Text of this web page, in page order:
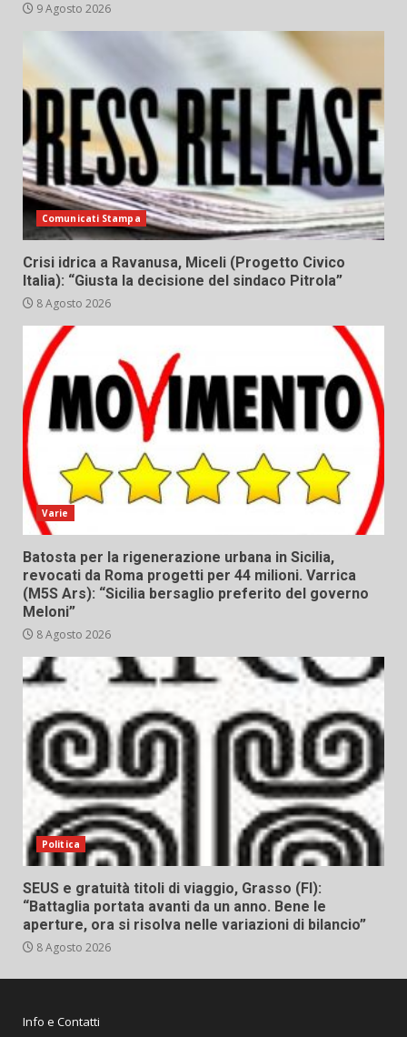
9 Agosto 2026
Comunicati Stampa
Crisi idrica a Ravanusa, Miceli (Progetto Civico
Italia): “Giusta la decisione del sindaco Pitrola”
8 Agosto 2026
Varie
Batosta per la rigenerazione urbana in Sicilia,
revocati da Roma progetti per 44 milioni. Varrica
(M5S Ars): “Sicilia bersaglio preferito del governo
Meloni”
8 Agosto 2026
Politica
SEUS e gratuità titoli di viaggio, Grasso (FI):
“Battaglia portata avanti da un anno. Bene le
aperture, ora si risolva nelle variazioni di bilancio”
8 Agosto 2026
Info e Contatti